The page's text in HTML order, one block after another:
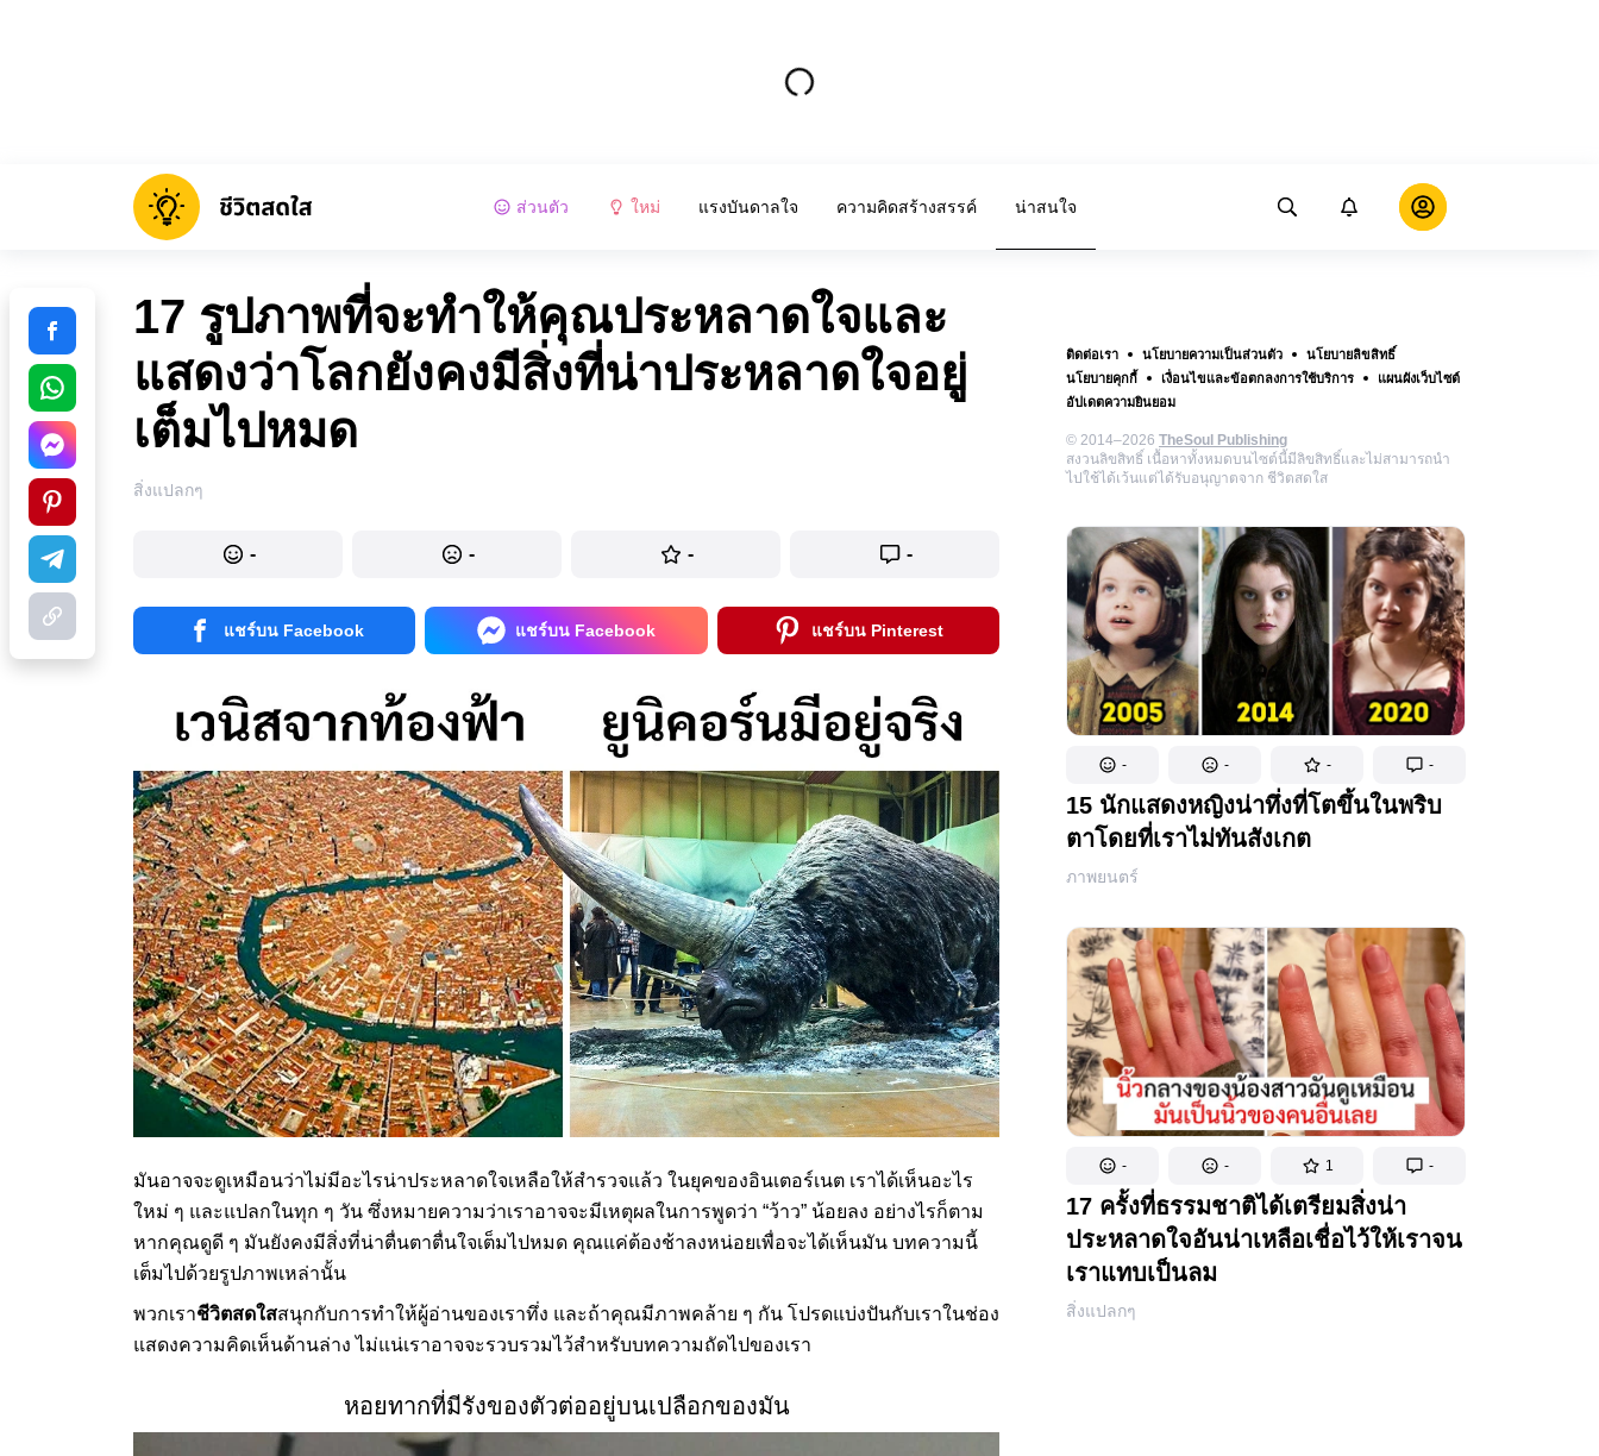
ส่วนตัว ใหม่ แรงบันดาลใจ ความคิดสร้างสรรค์ น่าสนใจ
ติดต่อเรา นโยบายความเป็นส่วนตัว
นโยบายลิขสิทธิ์
นโยบายคุกกี้
เงื่อนไขและข้อตกลงการใช้บริการ
แผนผังเว็บไซต์
อัปเดตความยินยอม
© 2014–2026 TheSoul Publishing
สงวนลิขสิทธิ์ เนื้อหาทั้งหมดบนไซต์นี้มีลิขสิทธิ์และไม่สามารถนำ
ไปใช้ได้เว้นแต่ได้รับอนุญาตจาก ชีวิตสดใส
- - - -
15 นักแสดงหญิงน่าทึ่งที่โตขึ้นในพริบ
ตาโดยที่เราไม่ทันสังเกต
ภาพยนตร์
- - 1 -
17 ครั้งที่ธรรมชาติได้เตรียมสิ่งน่า
ประหลาดใจอันน่าเหลือเชื่อไว้ให้เราจน
เราแทบเป็นลม
สิ่งแปลกๆ
17 รูปภาพที่จะทำให้คุณประหลาดใจและ
แสดงว่าโลกยังคงมีสิ่งที่น่าประหลาดใจอยู่
เต็มไปหมด
สิ่งแปลกๆ
- - - -
แชร์บน Facebook แชร์บน Facebook แชร์บน Pinterest
มันอาจจะดูเหมือนว่าไม่มีอะไรน่าประหลาดใจเหลือให้สำรวจแล้ว ในยุคของอินเตอร์เนต เราได้เห็นอะไร
ใหม่ ๆ และแปลกในทุก ๆ วัน ซึ่งหมายความว่าเราอาจจะมีเหตุผลในการพูดว่า “ว้าว” น้อยลง อย่างไรก็ตาม
หากคุณดูดี ๆ มันยังคงมีสิ่งที่น่าตื่นตาตื่นใจเต็มไปหมด คุณแค่ต้องช้าลงหน่อยเพื่อจะได้เห็นมัน บทความนี้
เต็มไปด้วยรูปภาพเหล่านั้น
พวกเราชีวิตสดใสสนุกกับการทำให้ผู้อ่านของเราทึ่ง และถ้าคุณมีภาพคล้าย ๆ กัน โปรดแบ่งปันกับเราในช่อง
แสดงความคิดเห็นด้านล่าง ไม่แน่เราอาจจะรวบรวมไว้สำหรับบทความถัดไปของเรา
หอยทากที่มีรังของตัวต่ออยู่บนเปลือกของมัน